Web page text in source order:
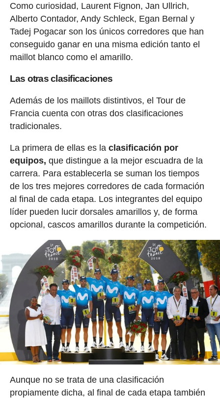
Como curiosidad, Laurent Fignon, Jan Ullrich,
Alberto Contador, Andy Schleck, Egan Bernal y
Tadej Pogacar son los únicos corredores que han
conseguido ganar en una misma edición tanto el
maillot blanco como el amarillo.
Las otras clasificaciones
Además de los maillots distintivos, el Tour de
Francia cuenta con otras dos clasificaciones
tradicionales.
La primera de ellas es la clasificación por
equipos, que distingue a la mejor escuadra de la
carrera. Para establecerla se suman los tiempos
de los tres mejores corredores de cada formación
al final de cada etapa. Los integrantes del equipo
líder pueden lucir dorsales amarillos y, de forma
opcional, cascos amarillos durante la competición.
Aunque no se trata de una clasificación
propiamente dicha, al final de cada etapa también